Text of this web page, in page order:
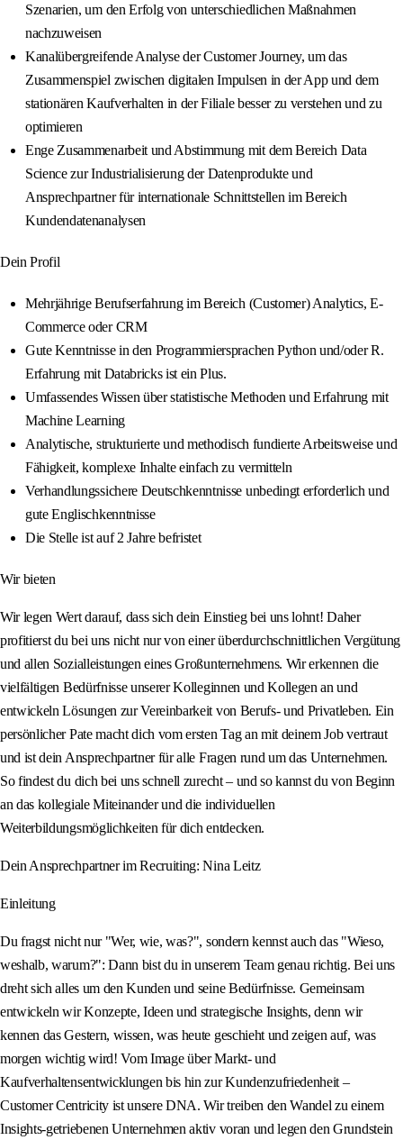
Szenarien, um den Erfolg von unterschiedlichen Maßnahmen
nachzuweisen
Kanalübergreifende Analyse der Customer Journey, um das
Zusammenspiel zwischen digitalen Impulsen in der App und dem
stationären Kaufverhalten in der Filiale besser zu verstehen und zu
optimieren
Enge Zusammenarbeit und Abstimmung mit dem Bereich Data
Science zur Industrialisierung der Datenprodukte und
Ansprechpartner für internationale Schnittstellen im Bereich
Kundendatenanalysen
Dein Profil
Mehrjährige Berufserfahrung im Bereich (Customer) Analytics, E-
Commerce oder CRM
Gute Kenntnisse in den Programmiersprachen Python und/oder R.
Erfahrung mit Databricks ist ein Plus.
Umfassendes Wissen über statistische Methoden und Erfahrung mit
Machine Learning
Analytische, strukturierte und methodisch fundierte Arbeitsweise und
Fähigkeit, komplexe Inhalte einfach zu vermitteln
Verhandlungssichere Deutschkenntnisse unbedingt erforderlich und
gute Englischkenntnisse
Die Stelle ist auf 2 Jahre befristet
Wir bieten
Wir legen Wert darauf, dass sich dein Einstieg bei uns lohnt! Daher
profitierst du bei uns nicht nur von einer überdurchschnittlichen Vergütung
und allen Sozialleistungen eines Großunternehmens. Wir erkennen die
vielfältigen Bedürfnisse unserer Kolleginnen und Kollegen an und
entwickeln Lösungen zur Vereinbarkeit von Berufs- und Privatleben. Ein
persönlicher Pate macht dich vom ersten Tag an mit deinem Job vertraut
und ist dein Ansprechpartner für alle Fragen rund um das Unternehmen.
So findest du dich bei uns schnell zurecht – und so kannst du von Beginn
an das kollegiale Miteinander und die individuellen
Weiterbildungsmöglichkeiten für dich entdecken.
Dein Ansprechpartner im Recruiting: Nina Leitz
Einleitung
Du fragst nicht nur "Wer, wie, was?", sondern kennst auch das "Wieso,
weshalb, warum?": Dann bist du in unserem Team genau richtig. Bei uns
dreht sich alles um den Kunden und seine Bedürfnisse. Gemeinsam
entwickeln wir Konzepte, Ideen und strategische Insights, denn wir
kennen das Gestern, wissen, was heute geschieht und zeigen auf, was
morgen wichtig wird! Vom Image über Markt- und
Kaufverhaltensentwicklungen bis hin zur Kundenzufriedenheit –
Customer Centricity ist unsere DNA. Wir treiben den Wandel zu einem
Insights-getriebenen Unternehmen aktiv voran und legen den Grundstein